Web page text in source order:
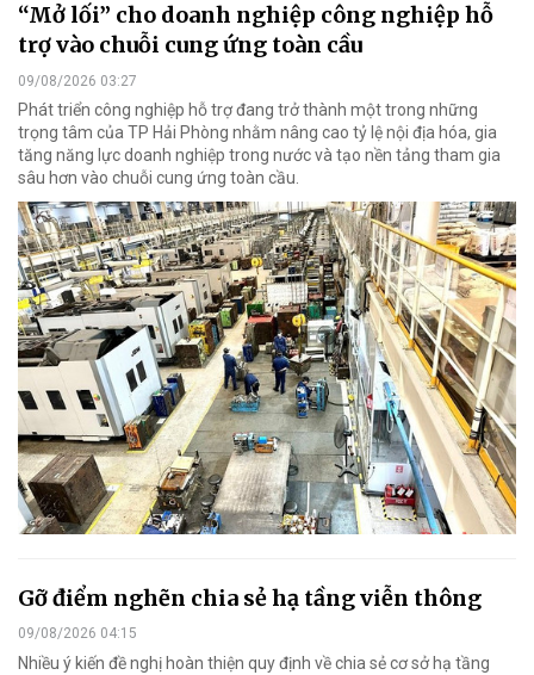
“Mở lối” cho doanh nghiệp công nghiệp hỗ
trợ vào chuỗi cung ứng toàn cầu
09/08/2026 03:27
Phát triển công nghiệp hỗ trợ đang trở thành một trong những
trọng tâm của TP Hải Phòng nhằm nâng cao tỷ lệ nội địa hóa, gia
tăng năng lực doanh nghiệp trong nước và tạo nền tảng tham gia
sâu hơn vào chuỗi cung ứng toàn cầu.
Gỡ điểm nghẽn chia sẻ hạ tầng viễn thông
09/08/2026 04:15
Nhiều ý kiến đề nghị hoàn thiện quy định về chia sẻ cơ sở hạ tầng